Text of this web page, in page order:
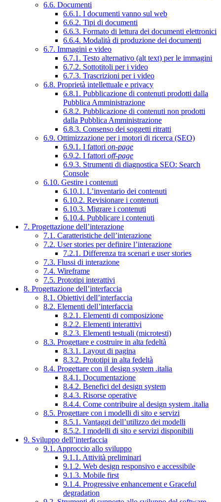
6.6. Documenti
6.6.1. I documenti vanno sul web
6.6.2. Tipi di documenti
6.6.3. Formato di lettura dei documenti elettronici
6.6.4. Modalità di produzione dei documenti
6.7. Immagini e video
6.7.1. Testo alternativo (alt text) per le immagini
6.7.2. Sottotitoli per i video
6.7.3. Trascrizioni per i video
6.8. Proprietà intellettuale e privacy
6.8.1. Pubblicazione di contenuti prodotti dalla
Pubblica Amministrazione
6.8.2. Pubblicazione di contenuti non prodotti
dalla Pubblica Amministrazione
6.8.3. Consenso dei soggetti ritratti
6.9. Ottimizzazione per i motori di ricerca (SEO)
6.9.1. I fattori on-page
6.9.2. I fattori off-page
6.9.3. Strumenti di diagnostica SEO: Search
Console
6.10. Gestire i contenuti
6.10.1. L’inventario dei contenuti
6.10.2. Revisionare i contenuti
6.10.3. Migrare i contenuti
6.10.4. Pubblicare i contenuti
7. Progettazione dell’interazione
7.1. Caratteristiche dell’interazione
7.2. User stories per definire l’interazione
7.2.1. Differenza tra scenari e user stories
7.3. Flussi di interazione
7.4. Wireframe
7.5. Prototipi interattivi
8. Progettazione dell’interfaccia
8.1. Obiettivi dell’interfaccia
8.2. Elementi dell’interfaccia
8.2.1. Elementi di composizione
8.2.2. Elementi interattivi
8.2.3. Elementi testuali (microtesti)
8.3. Progettare e costruire in alta fedeltà
8.3.1. Layout di pagina
8.3.2. Prototipi in alta fedeltà
8.4. Progettare con il design system .italia
8.4.1. Documentazione
8.4.2. Benefici del design system
8.4.3. Risorse operative
8.4.4. Come contribuire al design system .italia
8.5. Progettare con i modelli di sito e servizi
8.5.1. Vantaggi dell’utilizzo dei modelli
8.5.2. I modelli di sito e servizi disponibili
9. Sviluppo dell’interfaccia
9.1. Approccio allo sviluppo
9.1.1. Attività preliminari
9.1.2. Web design responsivo e accessibile
9.1.3. Mobile first
9.1.4. Progressive enhancement e Graceful
degradation